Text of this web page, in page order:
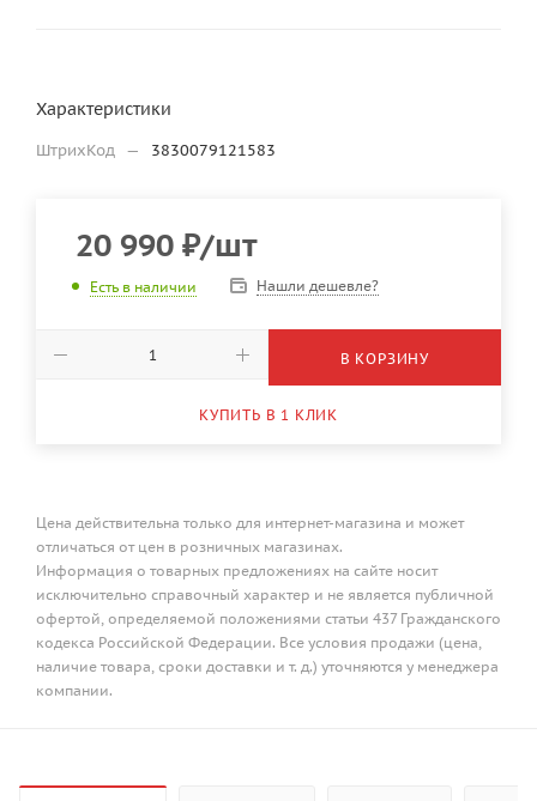
Характеристики
ШтрихКод — 3830079121583
20 990 ₽/шт
Есть в наличии Нашли дешевле?
В КОРЗИНУ
КУПИТЬ В 1 КЛИК
Цена действительна только для интернет-магазина и может
отличаться от цен в розничных магазинах.
Информация о товарных предложениях на сайте носит
исключительно справочный характер и не является публичной
офертой, определяемой положениями статьи 437 Гражданского
кодекса Российской Федерации. Все условия продажи (цена,
наличие товара, сроки доставки и т. д.) уточняются у менеджера
компании.